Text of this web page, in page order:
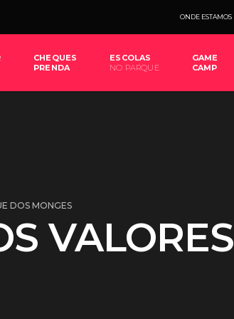
ONDE ESTAMOS
CHEQUES
PRENDA
ESCOLAS
NO PARQUE
GAME
CAMP
DOS MONGES
VALORES